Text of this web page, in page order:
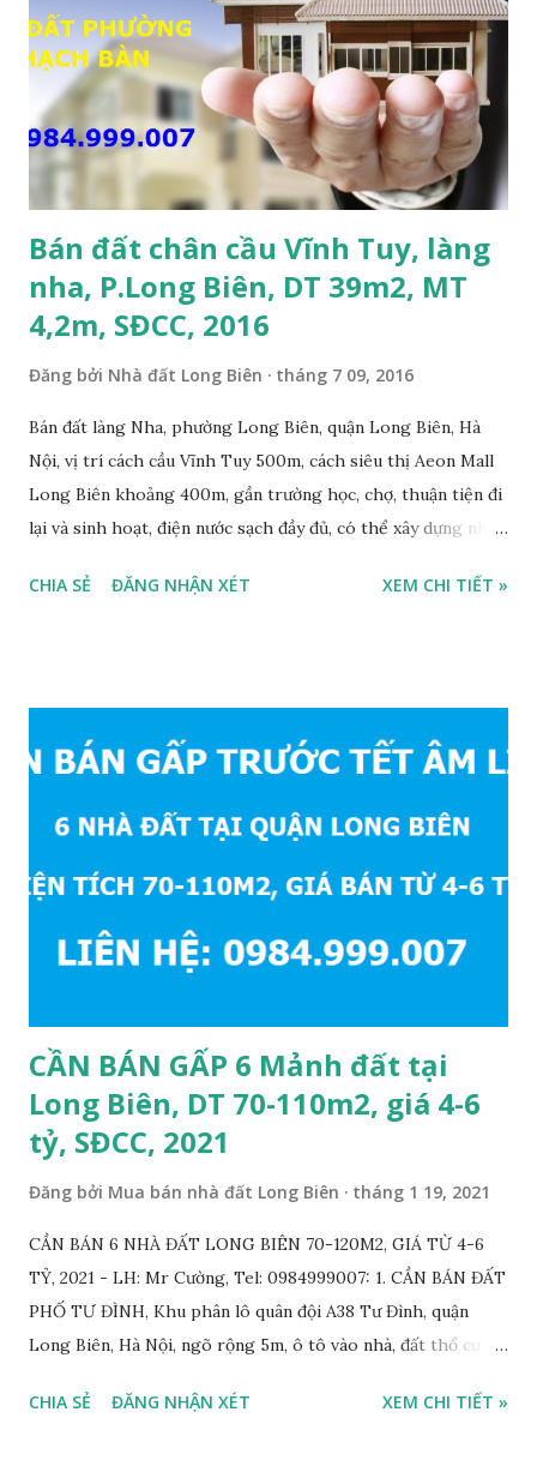
mặt ngõ phố Tư Đình, ngõ trước nhà rộng 8m, ngõ thông, ô
tô tránh nhau; • Cách mặt đường Cổ Linh khoảng 200m; •
Cách dự án Eco Smart City Cổ Linh khoảng 250m; • Gần dự
án khu biệt thự dự án Minh Tâm Tư Đình • Cách chân cầu
Vĩnh Tuy và siêu thị Aeon Mall Long Biên khoảng 500m; •
Khu vực đông đúc dân cư, thuận tiện đi lại và sinh hoạt; ...
Bán đất chân cầu Vĩnh Tuy, làng
nha, P.Long Biên, DT 39m2, MT
4,2m, SĐCC, 2016
Đăng bởi Nhà đất Long Biên tháng 7 09, 2016
Bán đất làng Nha, phường Long Biên, quận Long Biên, Hà
Nội, vị trí cách cầu Vĩnh Tuy 500m, cách siêu thị Aeon Mall
Long Biên khoảng 400m, gần trường học, chợ, thuận tiện đi
lại và sinh hoạt, điện nước sạch đầy đủ, có thể xây dựng nhà
đi lại và sinh hoạt, đất thổ cư, hướng Đông Nam, diện tích
CHIA SẺ ĐĂNG NHẬN XÉT XEM CHI TIẾT »
CẦN BÁN GẤP 6 Mảnh đất tại
Long Biên, DT 70-110m2, giá 4-6
tỷ, SĐCC, 2021
Đăng bởi Mua bán nhà đất Long Biên tháng 1 19, 2021
CẦN BÁN 6 NHÀ ĐẤT LONG BIÊN 70-120M2, GIÁ TỪ 4-6
TỶ, 2021 - LH: Mr Cường, Tel: 0984999007: 1. CẦN BÁN ĐẤT
PHỐ TƯ ĐÌNH, Khu phân lô quân đội A38 Tư Đình, quận
Long Biên, Hà Nội, ngõ rộng 5m, ô tô vào nhà, đất thổ cư,
BÁN: 4.2 TỶ, có thương lượng; 2. CẦN BÁN GẤP đất ngõ 134
CHIA SẺ ĐĂNG NHẬN XÉT XEM CHI TIẾT »